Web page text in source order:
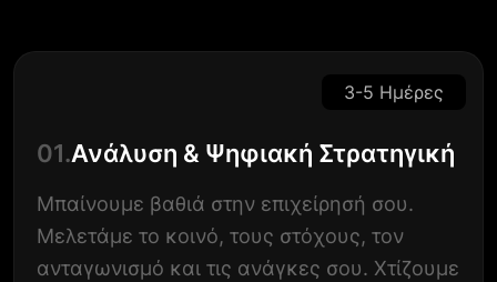
3-5 Ημέρες
01.Ανάλυση & Ψηφιακή Στρατηγική
Μπαίνουμε βαθιά στην επιχείρησή σου.
Μελετάμε το κοινό, τους στόχους, τον
ανταγωνισμό και τις ανάγκες σου. Χτίζουμε